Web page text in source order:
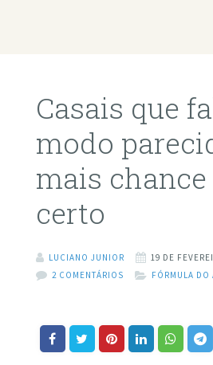
Casais que
modo
mais
certo
LUCIANO JUNIOR
19 DE
2 COMENTÁRIOS
FÓRMULA DO